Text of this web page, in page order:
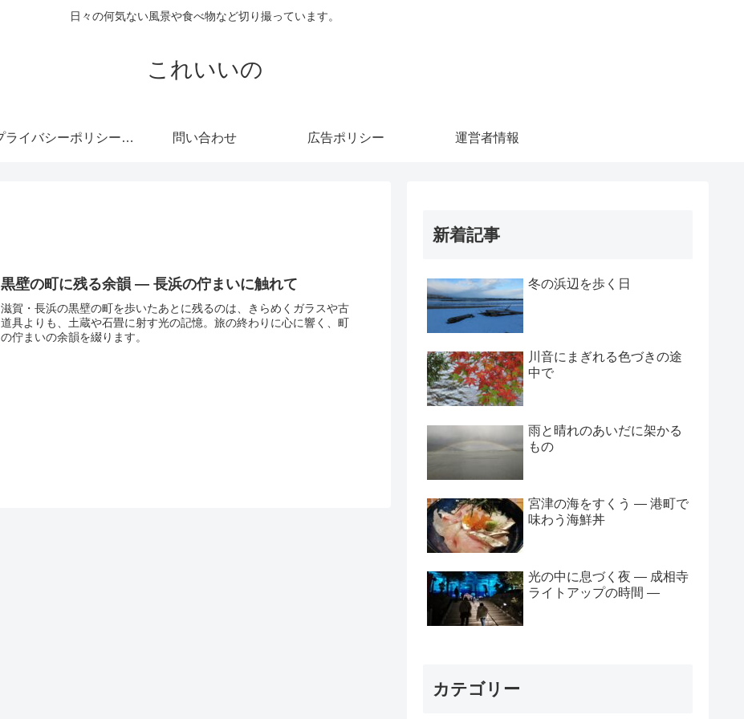
日々の何気ない風景や食べ物など切り撮っています。
これいいの
プライバシーポリシー・免責事項 問い合わせ 広告ポリシー 運営者情報
黒壁の町に残る余韻 ― 長浜の佇まいに触れて
滋賀・長浜の黒壁の町を歩いたあとに残るのは、きらめくガラスや古
道具よりも、土蔵や石畳に射す光の記憶。旅の終わりに心に響く、町
の佇まいの余韻を綴ります。
新着記事
冬の浜辺を歩く日
川音にまぎれる色づきの途
中で
雨と晴れのあいだに架かる
もの
宮津の海をすくう — 港町で
味わう海鮮丼
光の中に息づく夜 ― 成相寺
ライトアップの時間 ―
カテゴリー